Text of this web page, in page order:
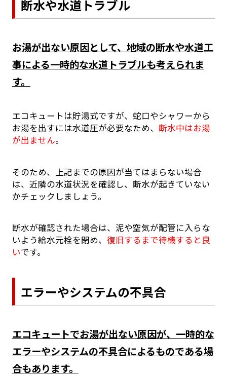
断水や水道トラブル
お湯が出ない原因として、地域の断水や水道工
事による一時的な水道トラブルも考えられま
す。
エコキュートは貯湯式ですが、蛇口やシャワーから
お湯を出すには水道圧が必要なため、 断水中はお湯
が出ません。
そのため、上記までの原因が当てはまらない場合
は、近隣の水道状況を確認し、断水が起きていない
かチェックしましょう。
断水が確認された場合は、泥や空気が配管に入らな
いよう給水元栓を閉め、 復旧するまで待機すると良
いです。
エラーやシステムの不具合
エコキュートでお湯が出ない原因が、一時的な
エラーやシステムの不具合によるものである場
合もあります。